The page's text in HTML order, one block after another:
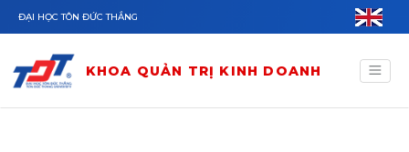
Nhảy đến nội dung
ĐẠI HỌC TÔN ĐỨC THẮNG
KHOA QUẢN TRỊ KINH DOANH